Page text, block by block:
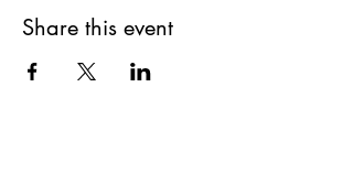
Share this event